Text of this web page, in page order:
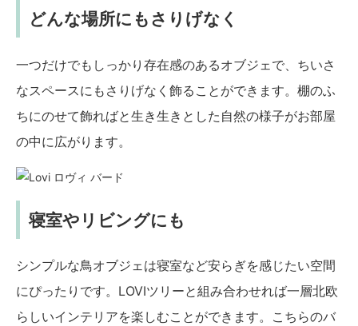
どんな場所にもさりげなく
一つだけでもしっかり存在感のあるオブジェで、ちいさ
なスペースにもさりげなく飾ることができます。棚のふ
ちにのせて飾ればと生き生きとした自然の様子がお部屋
の中に広がります。
寝室やリビングにも
シンプルな鳥オブジェは寝室など安らぎを感じたい空間
にぴったりです。LOVIツリーと組み合わせれば一層北欧
らしいインテリアを楽しむことができます。こちらのバ